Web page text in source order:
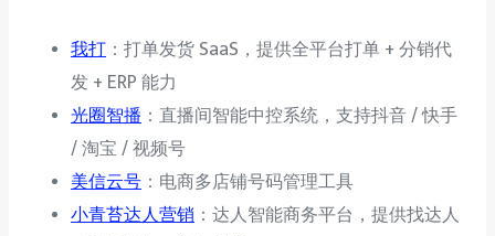
我打 ：打单发货 SaaS，提供全平台打单 + 分销代
发 + ERP 能力
光圈智播 ：直播间智能中控系统，支持抖音 / 快手
/ 淘宝 / 视频号
美信云号 ：电商多店铺号码管理工具
小青苔达人营销 ：达人智能商务平台，提供找达人